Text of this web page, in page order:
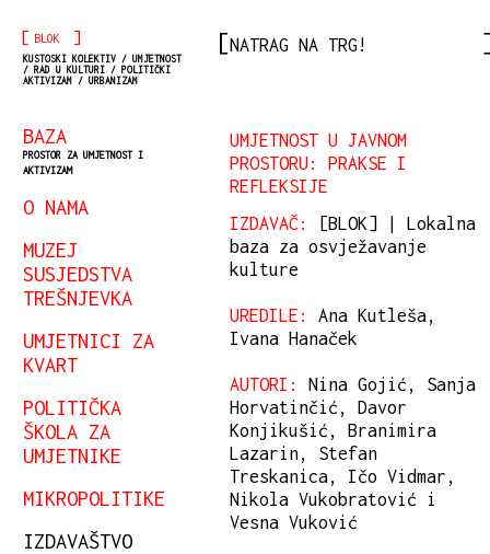
[ BLOK ]
KUSTOSKI KOLEKTIV / UMJETNOST
/ RAD U KULTURI / POLITIČKI
AKTIVIZAM / URBANIZAM
BAZA
PROSTOR ZA UMJETNOST I
AKTIVIZAM
O NAMA
MUZEJ
SUSJEDSTVA
TREŠNJEVKA
UMJETNICI ZA
KVART
POLITIČKA
ŠKOLA ZA
UMJETNIKE
MIKROPOLITIKE
IZDAVAŠTVO
NATRAG NA TRG!
UMJETNOST U JAVNOM
PROSTORU: PRAKSE I
REFLEKSIJE
IZDAVAČ:
[BLOK] | Lokalna
baza za osvježavanje
kulture
UREDILE:
Ana Kutleša,
Ivana Hanaček
AUTORI:
Nina Gojić, Sanja
Horvatinčić, Davor
Konjikušić, Branimira
Lazarin, Stefan
Treskanica, Ičo Vidmar,
Nikola Vukobratović i
Vesna Vuković